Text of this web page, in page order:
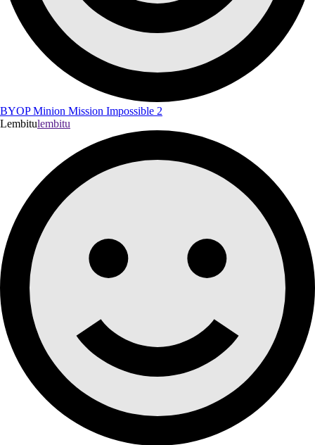
BYOP Minion Mission Impossible 2
Lembitulembitu